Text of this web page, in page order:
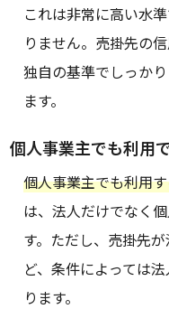
これは非常に高い水
りません。売掛先の
独自の基準でしっか
ます。
個人事業主でも利用
個人事業主でも利用
は、法人だけでなく
す。ただし、売掛先
ど、条件によっては
ります。